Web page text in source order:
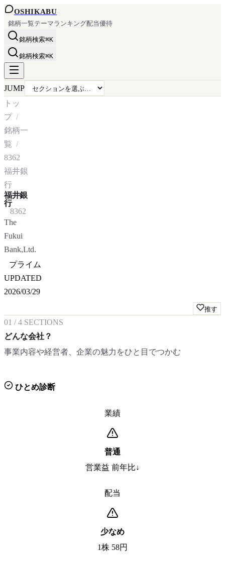
OSHIKABU
銘柄一覧テーマランキング配当優待
銘柄検索⌘K
銘柄検索⌘K
JUMP
トッ
プ
銘柄一
覧
8362
福井銀
行
福井銀
行
8362
The
Fukui
Bank,Ltd.
プライム
UPDATED
2026/03/29
推す
01 /4 SECTIONS
どんな会社？
事業内容や経営者、企業の魅力をひと目でつかむ
ひとめ診断
業績
普通
営業益 前年比↓
配当
少なめ
1株 58円